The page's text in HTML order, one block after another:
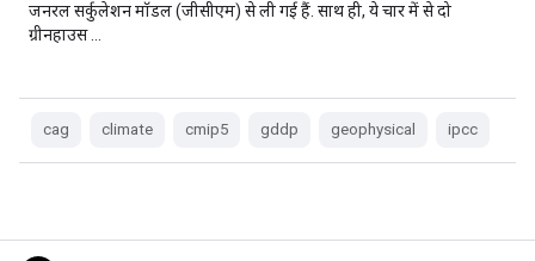
जनरल सर्कुलेशन मॉडल (जीसीएम) से ली गई हैं. साथ ही, ये चार में से दो
ग्रीनहाउस …
cag climate cmip5 gddp geophysical ipcc